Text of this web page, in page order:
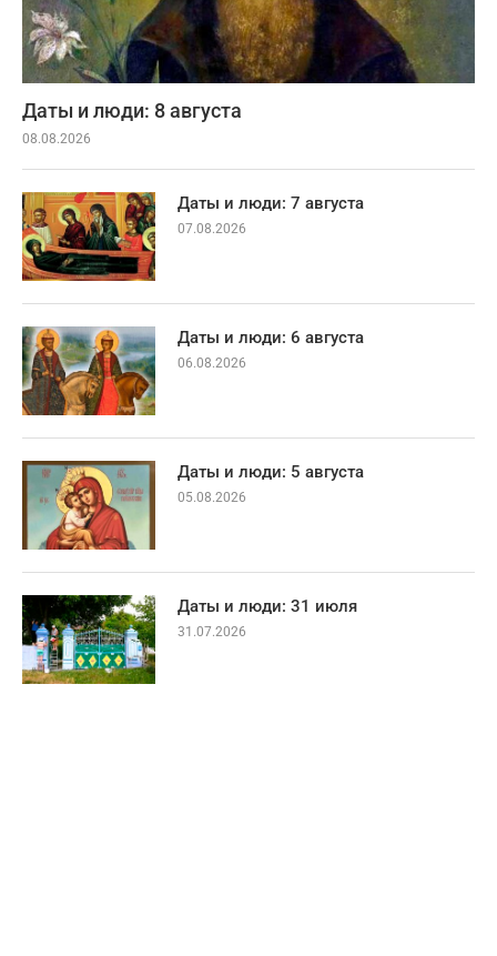
Даты и люди: 8 августа
08.08.2026
Даты и люди: 7 августа
07.08.2026
Даты и люди: 6 августа
06.08.2026
Даты и люди: 5 августа
05.08.2026
Даты и люди: 31 июля
31.07.2026